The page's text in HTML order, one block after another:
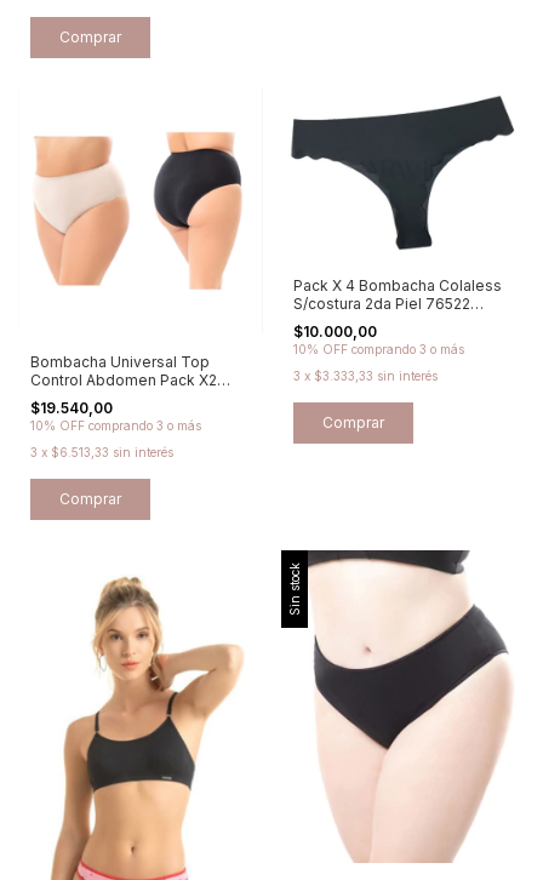
Comprar
Bombacha Universal Top
Control Abdomen Pack X2
Cocot - 6142
$19.540,00
10% OFF comprando 3 o más
3 x $6.513,33 sin interés
Comprar
Pack X 4 Bombacha Colaless
S/costura 2da Piel 76522
Promesse
$10.000,00
10% OFF comprando 3 o más
3 x $3.333,33 sin interés
Comprar
Sin stock